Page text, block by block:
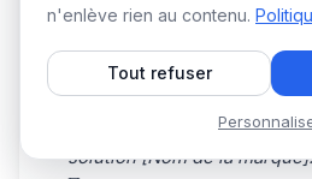
personnes concernées]…
confiance.🫶🏼
J’ai hâte de pouvoir
lecteurs du blog ainsi
solution [Nom de la marque].
n'enlève rien au contenu.
Tout refuser